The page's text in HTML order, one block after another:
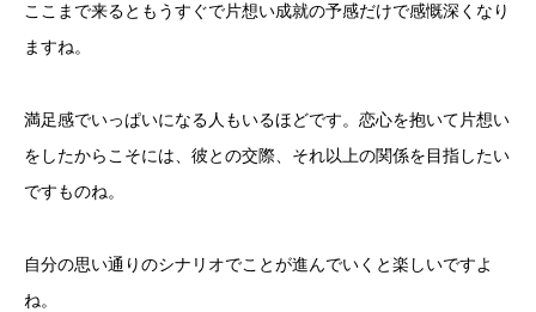
ここまで来るともうすぐで片想い成就の予感だけで感慨深くなり
ますね。
満足感でいっぱいになる人もいるほどです。恋心を抱いて片想い
をしたからこそには、彼との交際、それ以上の関係を目指したい
ですものね。
自分の思い通りのシナリオでことが進んでいくと楽しいですよ
ね。